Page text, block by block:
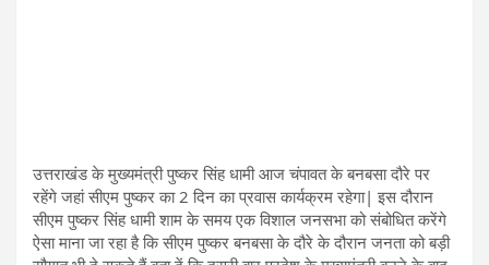
उत्तराखंड के मुख्यमंत्री पुष्कर सिंह धामी आज चंपावत के बनबसा दौरे पर
रहेंगे जहां सीएम पुष्कर का 2 दिन का प्रवास कार्यक्रम रहेगा| इस दौरान
सीएम पुष्कर सिंह धामी शाम के समय एक विशाल जनसभा को संबोधित करेंगे
ऐसा माना जा रहा है कि सीएम पुष्कर बनबसा के दौरे के दौरान जनता को बड़ी